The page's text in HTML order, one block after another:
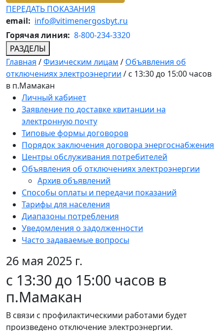
ПЕРЕДАТЬ ПОКАЗАНИЯ
email: info@vitimenergosbyt.ru
Горячая линия: 8-800-234-3320
РАЗДЕЛЫ
Главная /Физическим лицам / Объявления об
отключениях электроэнергии / с 13:30 до 15:00 часов
в п.Мамакан
Личный кабинет
Заявление по доставке квитанции на
электронную почту
Типовые формы договоров
Порядок заключения договора энергоснабжения
Центры обслуживания потребителей
Объявления об отключениях электроэнергии
Архив объявлений
Способы оплаты и передачи показаний
Тарифы для населения
Диапазоны потребления
Уведомления о задолженности
Часто задаваемые вопросы
26 мая 2025 г.
с 13:30 до 15:00 часов в
п.Мамакан
В связи с профилактическими работами будет
произведено отключение электроэнергии.